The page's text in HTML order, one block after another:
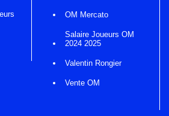
OM Mercato
Salaire Joueurs OM
2024 2025
Valentin Rongier
Vente OM